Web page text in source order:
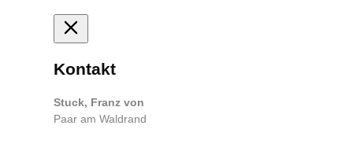
Kontakt
Stuck, Franz von
Paar am Waldrand